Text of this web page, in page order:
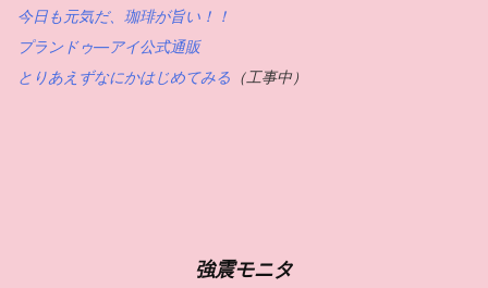
今日も元気だ、珈琲が旨い！！
プランドゥ―アイ公式通販
とりあえずなにかはじめてみる （工事中）
強震モニタ